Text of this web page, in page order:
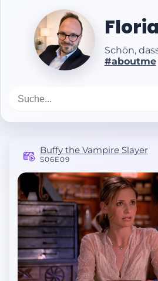
Schön,
#aboutme
Buffy the Vampire Slayer
S06E09